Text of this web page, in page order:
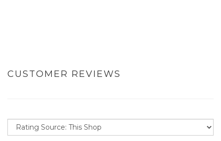
CUSTOMER REVIEWS